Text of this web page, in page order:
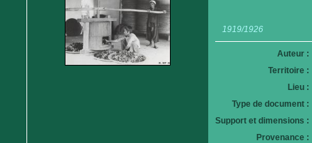
1919/1926
Auteur :
Territoire :
Lieu :
Type de document :
Support et dimensions :
Provenance :